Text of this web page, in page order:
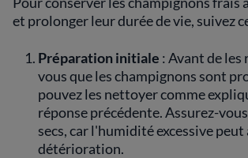
et prolonger leur durée de vie, suivez
Préparation initiale : Avant de les
vous que les champignons sont
pouvez les nettoyer comme
réponse précédente. Assurez-
secs, car l'humidité excessive
détérioration.